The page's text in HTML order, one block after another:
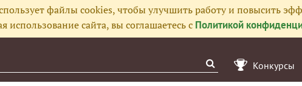
файлы cookies, чтобы улучшить работу и повысить
использование сайта, вы соглашаетесь с Политикой
Конкурсы